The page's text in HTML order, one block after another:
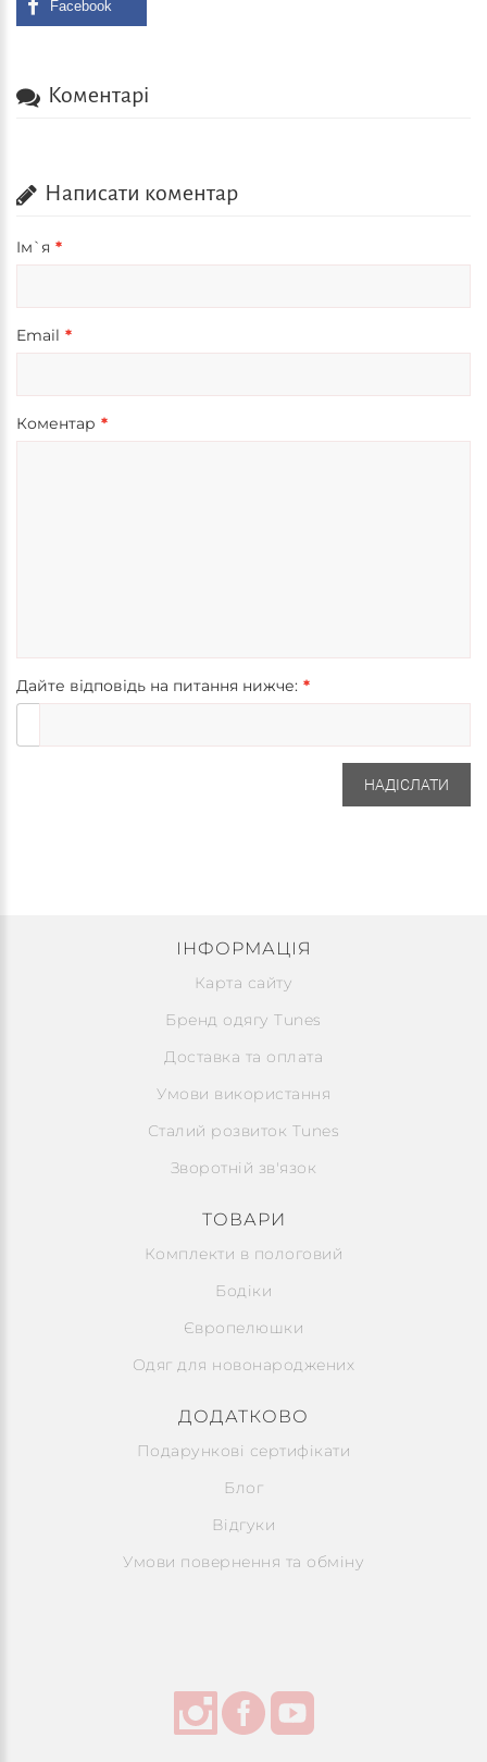
Коментарi
Написати коментар
Iм`я
Email
Коментар
Дайте відповідь на питання нижче:
НАДІСЛАТИ
ІНФОРМАЦІЯ
Карта сайту
Бренд одягу Tunes
Доставка та оплата
Умови використання
Сталий розвиток Tunes
Зворотній зв'язок
ТОВАРИ
Комплекти в пологовий
Бодіки
Європелюшки
Одяг для новонароджених
ДОДАТКОВО
Подарункові сертифікати
Блог
Відгуки
Умови повернення та обміну